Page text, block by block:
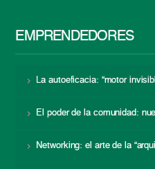
EMPRENDEDORES
La autoeficacia: “motor
El poder de la comunidad:
Networking: el arte de la